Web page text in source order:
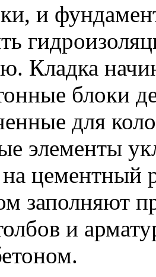
и
Кладка
блоки
для
элементы
цементный
заполняют
и